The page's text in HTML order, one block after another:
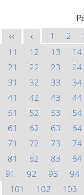
<< < 1 2
11
12 13 14
21
22 23 24
31
32 33 34
41
42 43 44
51
52 53 54
61
62 63 64
71
72 73 74
81
82 83 84
91
92 93 94
101
102 103